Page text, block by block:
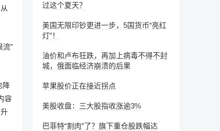
”
降
容
过这个夏天？
美国无限印钞更进一步，5国货币“亮红
灯”！
油价和卢布狂跌，再加上病毒不得不封
城，俄面临经济崩溃的后果
苹果股价正在接近拐点
美股收盘：三大股指收涨逾3%
巴菲特“割肉”了？旗下重仓股跌幅达